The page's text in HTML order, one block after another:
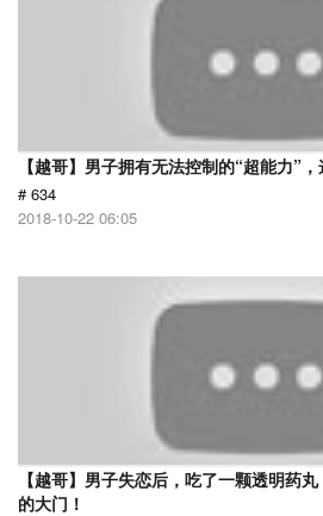
【越哥】男子拥有无法控制的“超能力”
# 634
2018-10-22 06:05
【越哥】男子失恋后，吃了一颗透明药
的大门！